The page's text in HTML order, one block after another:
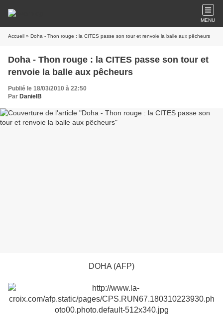
MENU
Accueil » Doha - Thon rouge : la CITES passe son tour et renvoie la balle aux pêcheurs
Doha - Thon rouge : la CITES passe son tour et
renvoie la balle aux pêcheurs
Publié le 18/03/2010 à 22:50
Par DanielB
DOHA (AFP)